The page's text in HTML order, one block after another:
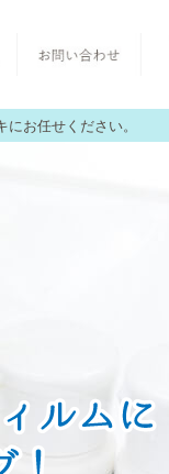
お任せください。